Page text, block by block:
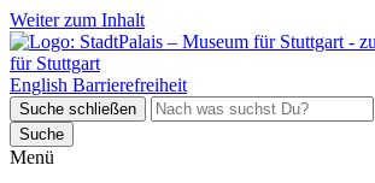
Weiter zum Inhalt
für Stuttgart
English Barrierefreiheit
Suche schließen
Suche
Menü